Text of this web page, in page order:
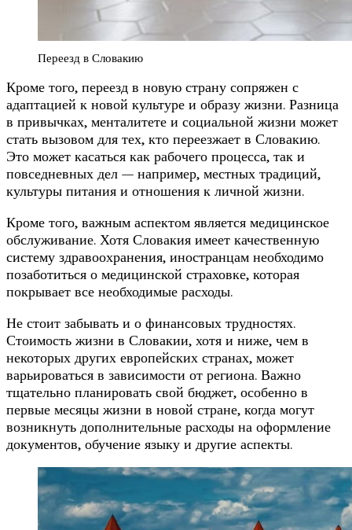
Переезд в Словакию
Кроме того, переезд в новую страну сопряжен с
адаптацией к новой культуре и образу жизни. Разница
в привычках, менталитете и социальной жизни может
стать вызовом для тех, кто переезжает в Словакию.
Это может касаться как рабочего процесса, так и
повседневных дел — например, местных традиций,
культуры питания и отношения к личной жизни.
Кроме того, важным аспектом является медицинское
обслуживание. Хотя Словакия имеет качественную
систему здравоохранения, иностранцам необходимо
позаботиться о медицинской страховке, которая
покрывает все необходимые расходы.
Не стоит забывать и о финансовых трудностях.
Стоимость жизни в Словакии, хотя и ниже, чем в
некоторых других европейских странах, может
варьироваться в зависимости от региона. Важно
тщательно планировать свой бюджет, особенно в
первые месяцы жизни в новой стране, когда могут
возникнуть дополнительные расходы на оформление
документов, обучение языку и другие аспекты.